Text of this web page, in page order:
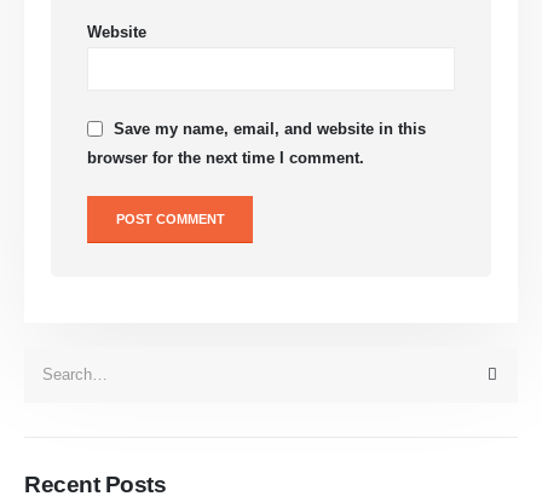
Website
Save my name, email, and website in this
browser for the next time I comment.
Recent Posts